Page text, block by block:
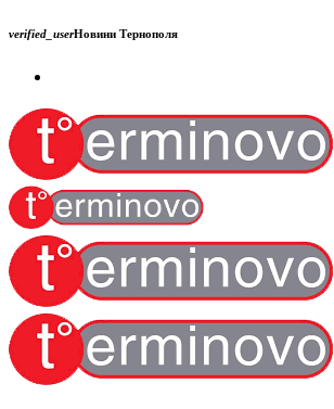
verified_userНовини Тернополя